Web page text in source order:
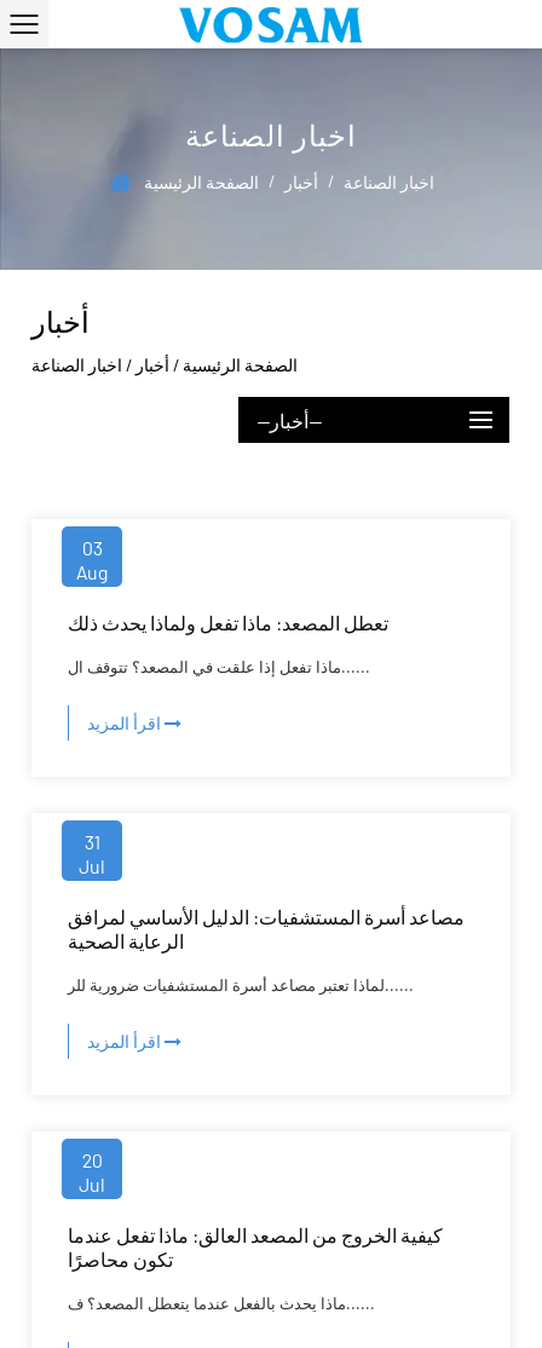
اخبار الصناعة
الصفحة الرئيسية / أخبار / اخبار الصناعة
أخبار
الصفحة الرئيسية / أخبار / اخبار الصناعة
--أخبار--
03
Aug
تعطل المصعد: ماذا تفعل ولماذا يحدث ذلك
ماذا تفعل إذا علقت في المصعد؟ تتوقف ال......
اقرأ المزيد
31
Jul
مصاعد أسرة المستشفيات: الدليل الأساسي لمرافق
الرعاية الصحية
لماذا تعتبر مصاعد أسرة المستشفيات ضرورية للر......
اقرأ المزيد
20
Jul
كيفية الخروج من المصعد العالق: ماذا تفعل عندما
تكون محاصرًا
ماذا يحدث بالفعل عندما يتعطل المصعد؟ ف......